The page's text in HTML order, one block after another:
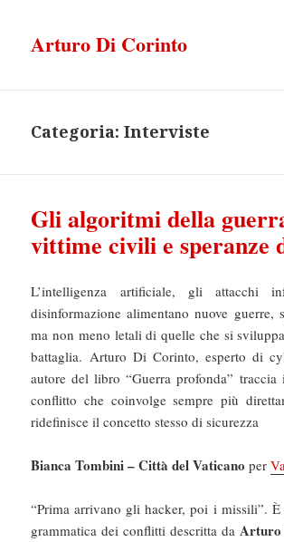
Arturo Di Corinto
Categoria:Interviste
Gli algoritmi della
vittime civili e speranze
L’intelligenza artificiale, gli attacchi
disinformazione alimentano nuove guerre,
ma non meno letali di quelle che si
battaglia. Arturo Di Corinto, esperto di
autore del libro “Guerra profonda”
conflitto che coinvolge sempre più
ridefinisce il concetto stesso di sicurezza
Bianca Tombini – Città del Vaticano per
“Prima arrivano gli hacker, poi i missili”. È
grammatica dei conflitti descritta da Arturo